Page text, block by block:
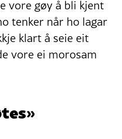
vore gøy å bli kjent
tenker når ho lagar
klart å seie eit
vore ei morosam